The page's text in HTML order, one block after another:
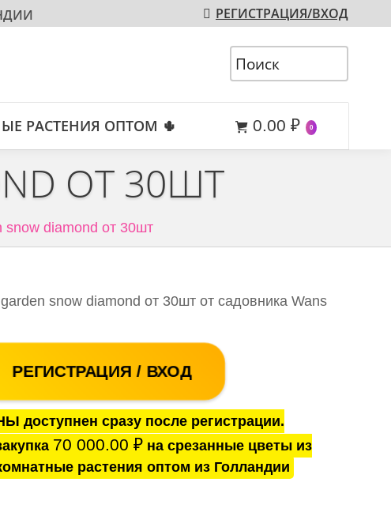
РЕГИСТРАЦИЯ/ВХОД
РАСТЕНИЯ ОПТОМ 🌵 0.00 ₽ 0
ОТ 30ШТ
snow diamond от 30шт
snow diamond от 30шт от садовника Wans
РЕГИСТРАЦИЯ / ВХОД
доступнен сразу после регистрации.
70 000.00 ₽на срезанные цветы из
растения оптом из Голландии